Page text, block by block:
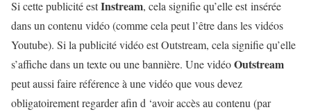
Si cette publicité estInstream, cela signifie qu’elle est insérée
dans un contenu vidéo (comme cela peut l’être dans les vidéos
Youtube). Si la publicité vidéo est Outstream, cela signifie qu’elle
s’affiche dans un texte ou une bannière. Une vidéoOutstream
peut aussi faire référence à une vidéo que vous devez
obligatoirement regarder afin d ‘avoir accès au contenu (par